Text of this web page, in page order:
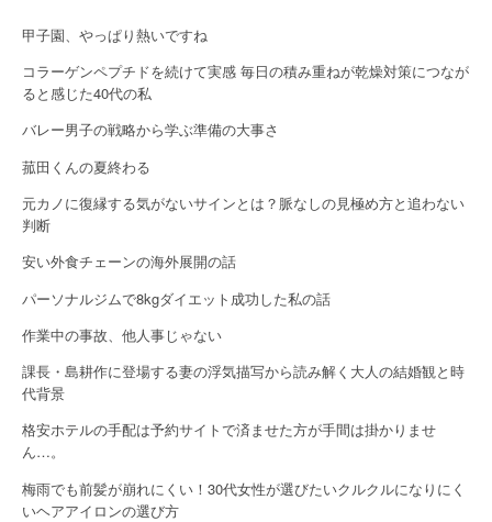
i
g
a
t
i
o
n
甲子園、やっぱり熱いですね
コラーゲンペプチドを続けて実感 毎日の積み重ねが乾燥対策につなが
ると感じた40代の私
バレー男子の戦略から学ぶ準備の大事さ
菰田くんの夏終わる
元カノに復縁する気がないサインとは？脈なしの見極め方と追わない
判断
安い外食チェーンの海外展開の話
パーソナルジムで8kgダイエット成功した私の話
作業中の事故、他人事じゃない
課長・島耕作に登場する妻の浮気描写から読み解く大人の結婚観と時
代背景
格安ホテルの手配は予約サイトで済ませた方が手間は掛かりませ
ん…。
梅雨でも前髪が崩れにくい！30代女性が選びたいクルクルになりにく
いヘアアイロンの選び方